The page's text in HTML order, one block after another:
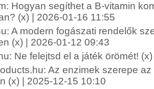
Hogyan segíthet a B-vitamin
(x) | 2026-01-16 11:55
A modern fogászati rendelők
(x) | 2026-01-12 09:43
Ne felejtsd el a játék örömét!
Az enzimek szerepe
(x) | 2025-12-15 10:10